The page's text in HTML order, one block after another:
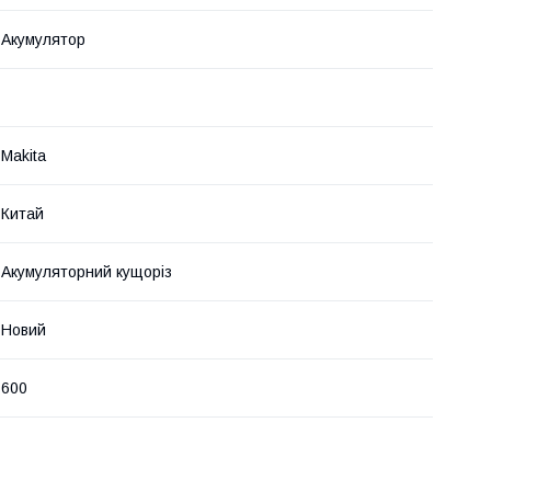
Акумулятор
Makita
Китай
Акумуляторний кущоріз
Новий
600